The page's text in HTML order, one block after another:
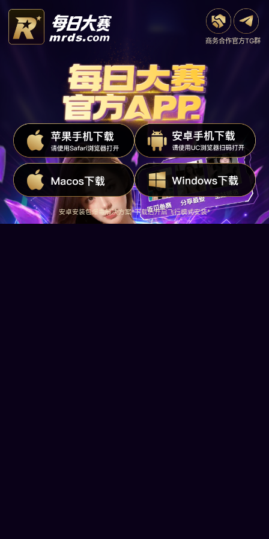
商务合作官方TG群
安卓安装包爆毒解决方案*下载后开启飞行模式安装*